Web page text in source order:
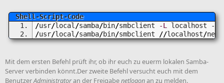
/usr/local /samba/bin/smbclient -L localhost -U
/usr/local /samba/bin/smbclient //localhost/
Mit dem ersten Befehl prüft ihr, ob ihr euch zu euerm lokalen Samba-
Server verbinden könnt.Der zweite Befehl versucht euch mit dem
BenutzerAdministratoran der Freigabenetlogonan zu melden.